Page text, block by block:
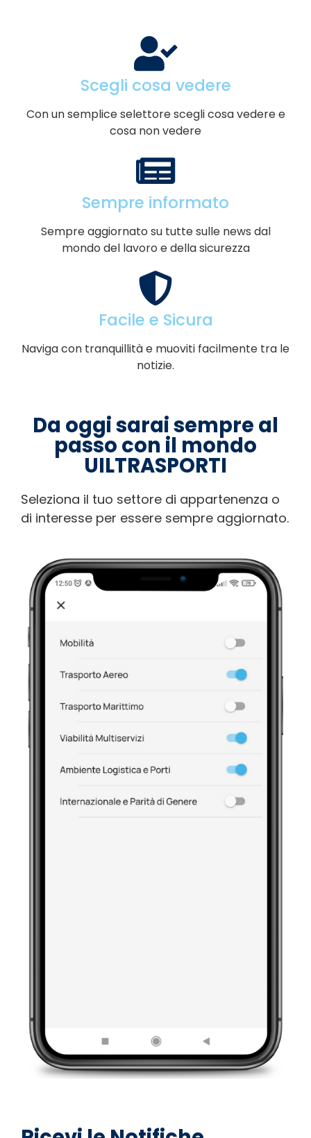
Scegli cosa vedere
Con un semplice selettore scegli cosa vedere e
cosa non vedere
Sempre informato
Sempre aggiornato su tutte sulle news dal
mondo del lavoro e della sicurezza
Facile e Sicura
Naviga con tranquillità e muoviti facilmente tra le
notizie.
Da oggi sarai sempre al
passo con il mondo
UILTRASPORTI
Seleziona il tuo settore di appartenenza o
di interesse per essere sempre aggiornato.